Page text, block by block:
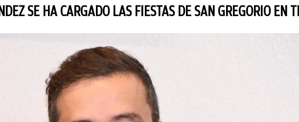
SE HA CARGADO LAS FIESTAS DE SAN GREGORIO EN